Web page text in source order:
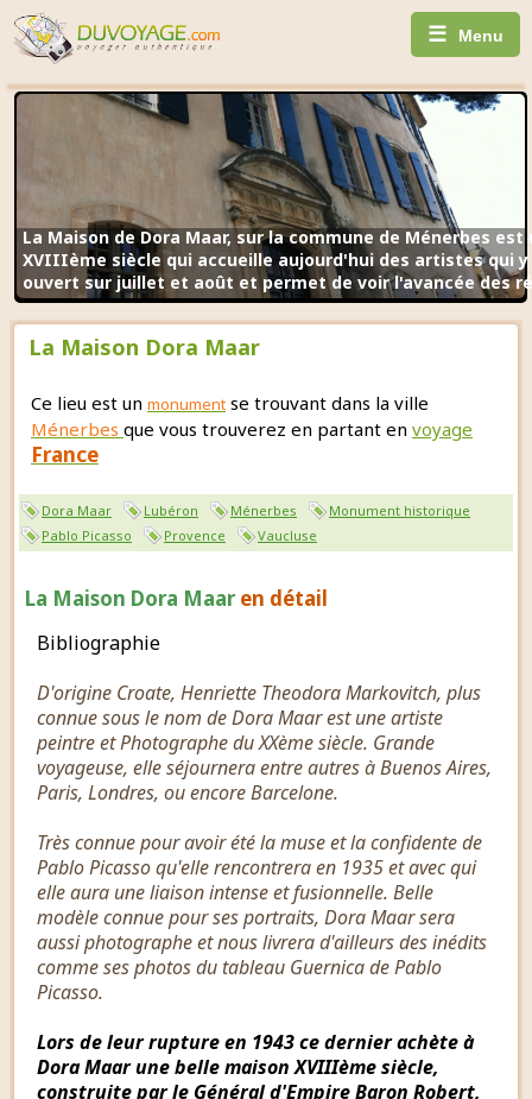
☰ Menu
La Maison de Dora Maar, sur la commune de Ménerbes
XVIIIème siècle qui accueille aujourd'hui des artistes qui
ouvert sur juillet et août et permet de voir l'avancée des
La Maison Dora Maar
Ce lieu est un monument se trouvant dans la ville
Ménerbes que vous trouverez en partant en voyage
France
Dora Maar Lubéron Ménerbes
Monument historique
Pablo Picasso
Provence Vaucluse
La Maison Dora Maaren détail
Bibliographie
D'origine Croate, Henriette Theodora Markovitch, plus
connue sous le nom de Dora Maar est une artiste
peintre et Photographe du XXème siècle. Grande
voyageuse, elle séjournera entre autres à Buenos Aires,
Paris, Londres, ou encore Barcelone.
Très connue pour avoir été la muse et la confidente de
Pablo Picasso qu'elle rencontrera en 1935 et avec qui
elle aura une liaison intense et fusionnelle. Belle
modèle connue pour ses portraits, Dora Maar sera
aussi photographe et nous livrera d'ailleurs des inédits
comme ses photos du tableau Guernica de Pablo
Picasso.
Lors de leur rupture en 1943 ce dernier achète à
Dora Maar une belle maison XVIIIème siècle,
construite par le Général d'Empire Baron Robert,